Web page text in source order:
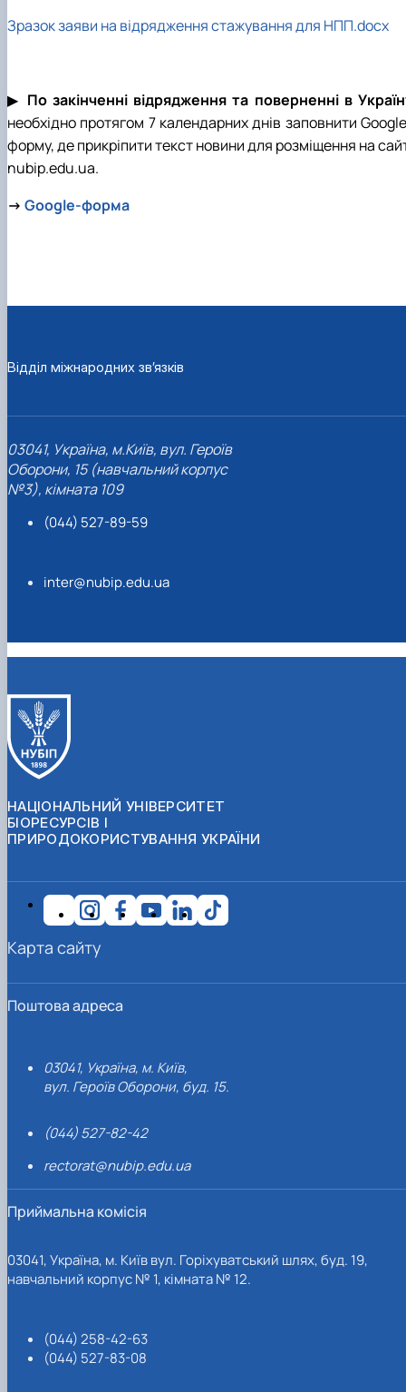
Зразок заяви на відрядження стажування для НПП.docx
▶ По закінченні відрядження та поверненні в
необхідно протягом 7 календарних днів заповнити
форму, де прикріпити текст новини для розміщення на
nubip.edu.ua.
→ Google-форма
Відділ міжнародних зв’язків
03041, Україна, м.Київ, вул. Героїв
Оборони, 15 (навчальний корпус
№3), кімната 109
(044) 527-89-59
inter@nubip.edu.ua
НАЦІОНАЛЬНИЙ УНІВЕРСИТЕТ
БІОРЕСУРСІВ І
ПРИРОДОКОРИСТУВАННЯ УКРАЇНИ
Поштова адреса
03041, Україна, м. Київ,
вул. Героїв Оборони, буд. 15.
(044) 527-82-42
rectorat@nubip.edu.ua
Приймальна комісія
03041, Україна, м. Київ вул. Горіхуватський шлях, буд. 19,
навчальний корпус № 1, кімната № 12.
(044) 258-42-63
(044) 527-83-08
Карта сайту